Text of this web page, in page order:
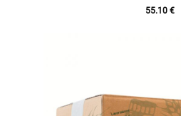
55.10 €